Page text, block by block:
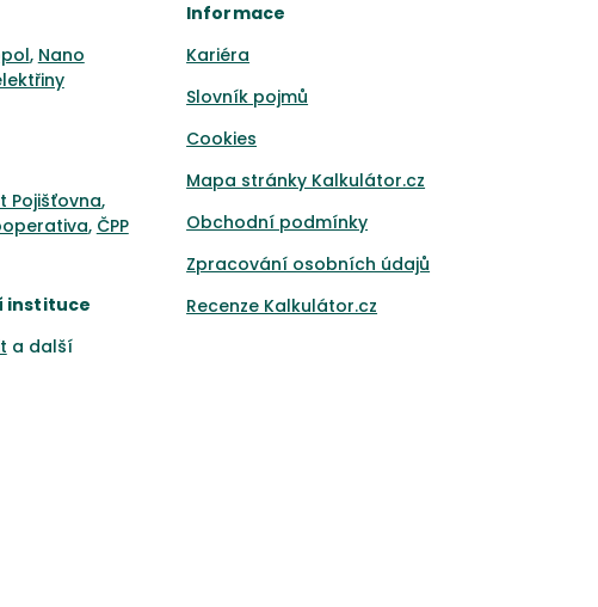
, Nano
Pojišťovna,
, ČPP
instituce
a další
Informace
Kariéra
Slovník pojmů
Cookies
Mapa stránky Kalkulátor.cz
Obchodní podmínky
Zpracování osobních údajů
Recenze Kalkulátor.cz